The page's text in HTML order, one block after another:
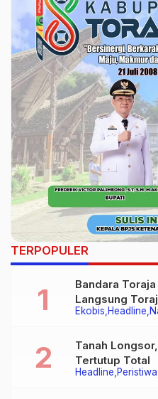
TERPOPULER
Ekobis Headline
Bandara
Langsung
Headline Peristiwa
Tanah
Tertutup Total